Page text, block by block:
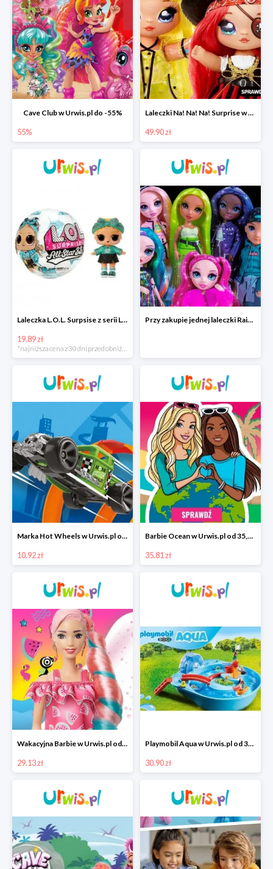
Cave Club w Urwis.pl do -55%
55%
Laleczki Na! Na! Na! Surprise w Urwis.pl za 49,90 zł
49.90 zł
Laleczka L.O.L. Surpsise z serii Lalki sportowe w super cenie
19.89 zł
Przy zakupie jednej laleczki Rainbow High laleczka Lil Snaps w Urwis.pl
Marka Hot Wheels w Urwis.pl od 10,92 zł
10.92 zł
Barbie Ocean w Urwis.pl od 35,81 zł
35.81 zł
Wakacyjna Barbie w Urwis.pl od 29,13 zł
29.13 zł
Playmobil Aqua w Urwis.pl od 30,90 zł
30.90 zł